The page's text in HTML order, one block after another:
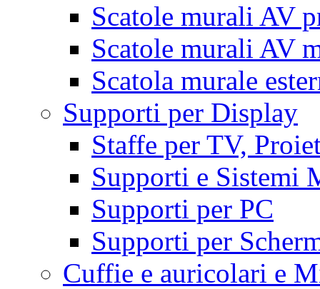
Scatole murali AV
Scatole murali AV
Scatola murale
Supporti per Display
Staffe per TV,
Supporti e Sistemi
Supporti per PC
Supporti per
Cuffie e auricolari e